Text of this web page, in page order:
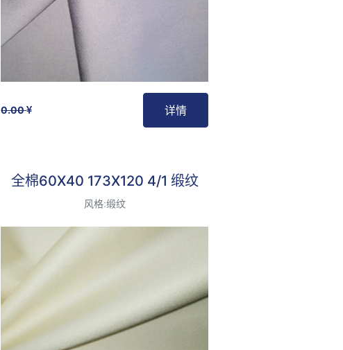
0.00 详情
全棉60X40 173X120 4/1 缎纹
风格:缎纹